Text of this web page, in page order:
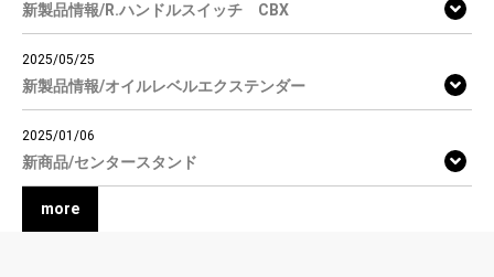
新製品情報/R.ハンドルスイッチ CBX
2025/05/25
新製品情報/オイルレベルエクステンダー
2025/01/06
新商品/センタースタンド
more